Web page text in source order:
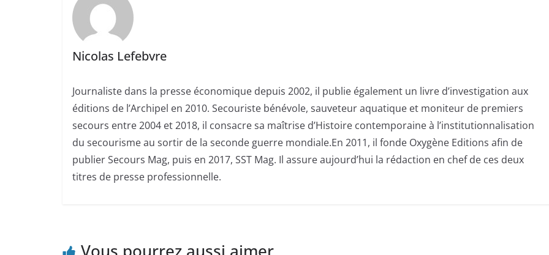
Nicolas Lefebvre
Journaliste dans la presse économique depuis 2002, il publie également un livre d’investigation aux
éditions de l’Archipel en 2010. Secouriste bénévole, sauveteur aquatique et moniteur de premiers
secours entre 2004 et 2018, il consacre sa maîtrise d’Histoire contemporaine à l’institutionnalisation
du secourisme au sortir de la seconde guerre mondiale.En 2011, il fonde Oxygène Editions afin de
publier Secours Mag, puis en 2017, SST Mag. Il assure aujourd’hui la rédaction en chef de ces deux
titres de presse professionnelle.